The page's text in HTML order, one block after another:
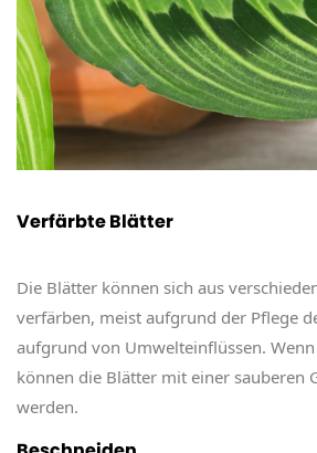
Verfärbte Blätter
Die Blätter können sich aus
verfärben, meist aufgrund der Pflege
aufgrund von Umwelteinflüssen.
können die Blätter mit einer sauberen
werden.